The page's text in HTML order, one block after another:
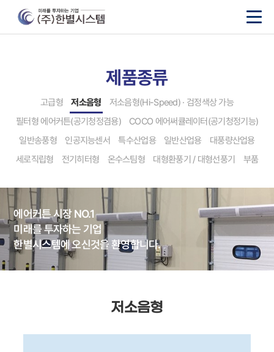
제품종류
고급형 저소음형
저소음형(Hi-Speed) · 검정색상 가능
필터형 에어커튼(공기청정겸용)
COCO 에어써큘레이터(공기청정기능)
일반송풍형
인공지능센서 특수산업용 일반산업용
대풍량산업용
세로직립형
전기히터형 온수스팀형 대형환풍기 / 대형선풍기 부품
에어커튼 시장 NO.1
미래를 투자하는 기업
한별시스템에 오신것을 환영합니다.
저소음형